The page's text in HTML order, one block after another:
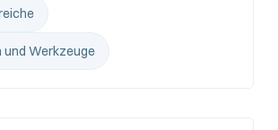
und Werkzeuge